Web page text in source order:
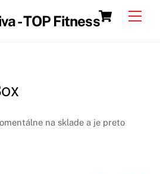
Cart
na sklade a je preto